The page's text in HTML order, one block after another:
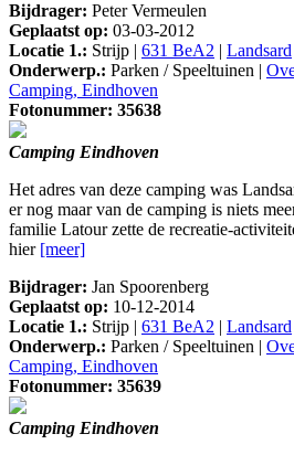
Bijdrager: Peter Vermeulen
Geplaatst op: 03-03-2012
Locatie 1.: Strijp | 631 BeA2 | Landsard
Onderwerp.: Parken / Speeltuinen |
Camping, Eindhoven
Fotonummer: 35638
Camping Eindhoven
Het adres van deze camping was
er nog maar van de camping is niets
familie Latour zette de recreatie-
hier [meer]
Bijdrager: Jan Spoorenberg
Geplaatst op: 10-12-2014
Locatie 1.: Strijp | 631 BeA2 | Landsard
Onderwerp.: Parken / Speeltuinen |
Camping, Eindhoven
Fotonummer: 35639
Camping Eindhoven